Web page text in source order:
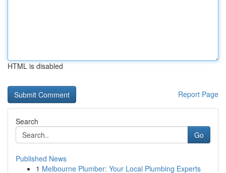
HTML is disabled
Report Page
Search
Go
Published News
1 Melbourne Plumber: Your Local Plumbing Experts